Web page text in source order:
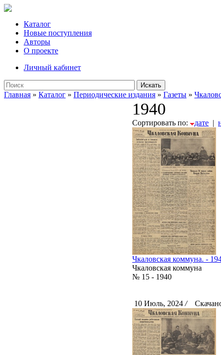
Каталог
Новые поступления
Авторы
О проекте
Личный кабинет
Искать
Главная » Каталог » Периодические издания » Газеты »
1940
Сортировать по: дате |
Чкаловская коммуна. -
Чкаловская коммуна
№ 15 - 1940
10 Июль, 2024 /